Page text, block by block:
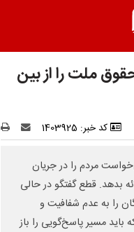
ملت را از بین
کد خبر: 1403925
مردم را در جریان
بدهد. قطع گفتگو در حالی
را به عدم شفافیت و
باید مسیر پاسخ‌گویی را باز